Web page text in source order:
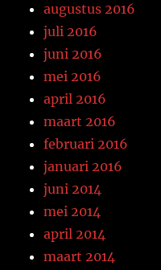
augustus 2016
juli 2016
juni 2016
mei 2016
april 2016
maart 2016
februari 2016
januari 2016
juni 2014
mei 2014
april 2014
maart 2014